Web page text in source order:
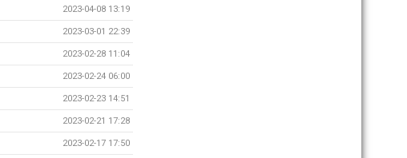
2023-04-08 13:19
2023-03-01 22:39
2023-02-28 11:04
2023-02-24 06:00
2023-02-23 14:51
2023-02-21 17:28
2023-02-17 17:50